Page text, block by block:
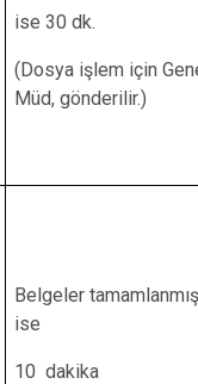
ise 30 dk.
(Dosya işlem için
Müd, gönderilir.)
Belgeler
ise
10 dakika